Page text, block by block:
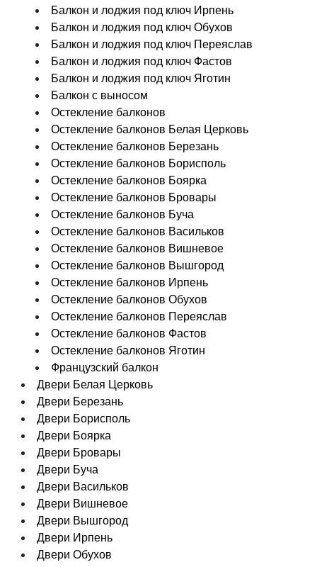
Балкон и лоджия под ключ Ирпень
Балкон и лоджия под ключ Обухов
Балкон и лоджия под ключ Переяслав
Балкон и лоджия под ключ Фастов
Балкон и лоджия под ключ Яготин
Балкон с выносом
Остекление балконов
Остекление балконов Белая Церковь
Остекление балконов Березань
Остекление балконов Борисполь
Остекление балконов Боярка
Остекление балконов Бровары
Остекление балконов Буча
Остекление балконов Васильков
Остекление балконов Вишневое
Остекление балконов Вышгород
Остекление балконов Ирпень
Остекление балконов Обухов
Остекление балконов Переяслав
Остекление балконов Фастов
Остекление балконов Яготин
Французский балкон
Двери Белая Церковь
Двери Березань
Двери Борисполь
Двери Боярка
Двери Бровары
Двери Буча
Двери Васильков
Двери Вишневое
Двери Вышгород
Двери Ирпень
Двери Обухов